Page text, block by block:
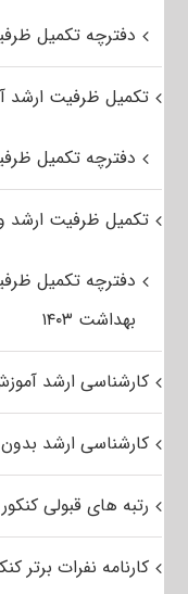
دفترچه تکمیل ظرفیت
تکمیل ظرفیت ارشد آزاد
دفترچه تکمیل ظرفیت
تکمیل ظرفیت ارشد
دفترچه تکمیل
بهداشت ۱۴۰۳
کارشناسی ارشد
کارشناسی ارشد بدون
رتبه های قبولی
کارنامه نفرات برتر